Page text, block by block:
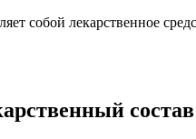
собой лекарственное
состав